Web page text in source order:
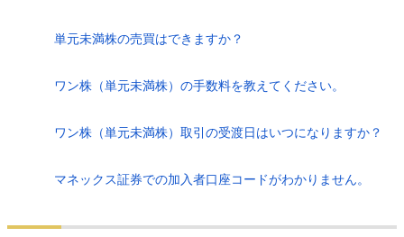
単元未満株の売買はできますか？
ワン株（単元未満株）の手数料を教えてください。
ワン株（単元未満株）取引の受渡日はいつになりますか？
マネックス証券での加入者口座コードがわかりません。